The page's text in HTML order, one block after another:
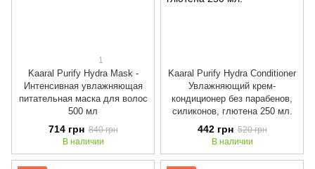
1
Kaaral Purify Hydra Mask -
Интенсивная увлажняющая
питательная маска для волос
500 мл
714 грн 840 грн
В наличии
Kaaral Purify Hydra Conditioner
Увлажняющий крем-
кондиционер без парабенов,
силиконов, глютена 250 мл.
442 грн 520 грн
В наличии